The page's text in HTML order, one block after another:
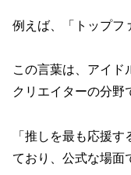
例えば、「トップフ
この言葉は、アイド
クリエイターの分野
「推しを最も応援
ており、公式な場面